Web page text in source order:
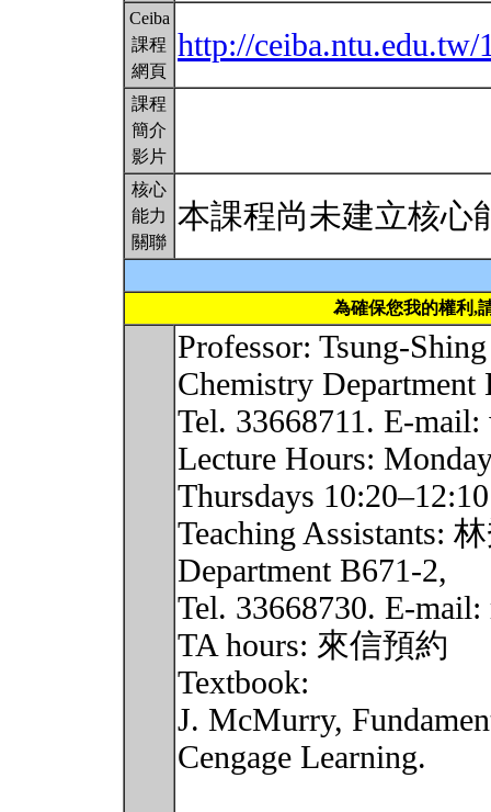
Ceiba
課程
網頁
http://ceiba.ntu.edu.tw/
課程
簡介
影片
核心
能力
關聯
本課程尚未建立核心
為確保您我的權利,
Professor: Tsung-
Chemistry Department
Tel. 33668711. E-
Lecture Hours:
Thursdays
Teaching Assistants:
Department B671-2,
Tel. 33668730. E-
TA hours: 來信預約
Textbook:
J. McMurry,
Cengage Learning.